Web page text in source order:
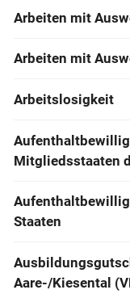
Arbeiten mit
Arbeiten mit
Arbeitslosigkeit
Mitgliedsstaaten
Staaten
Aare-/Kiesental